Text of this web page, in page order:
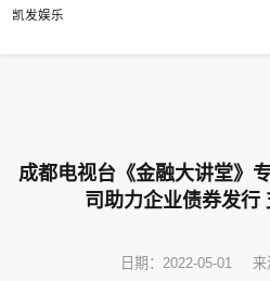
成都电视台《金融大讲堂》专题报道天府信用
凯发娱乐
成都电视台《金融大讲堂》
司助力企业债券发行
日期：2022-05-01 来